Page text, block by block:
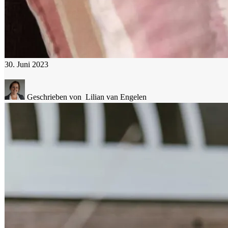
30. Juni 2023
Geschrieben von Lilian van Engelen